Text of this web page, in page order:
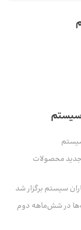
سیستم
جدید محصولات
سیستم برگزار شد
در شش‌ماهه‌ دوم